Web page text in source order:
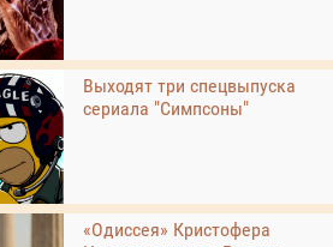
Выходят три спецвыпуска
сериала "Симпсоны"
«Одиссея» Кристофера